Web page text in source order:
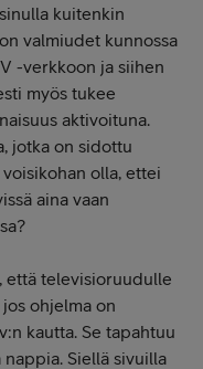
kuitenkin
valmiudet kunnossa
-verkkoon ja siihen
myös tukee
aktivoituna.
jotka on sidottu
olla, ettei
aina vaan
että televisioruudulle
ohjelma on
kautta. Se tapahtuu
Siellä sivuilla